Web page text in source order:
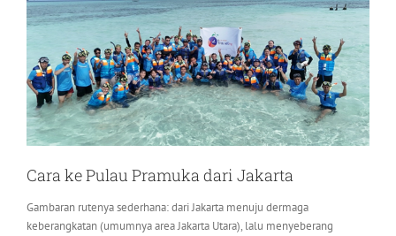
Cara ke Pulau Pramuka dari Jakarta
Gambaran rutenya sederhana: dari Jakarta menuju dermaga
keberangkatan (umumnya area Jakarta Utara), lalu menyeberang